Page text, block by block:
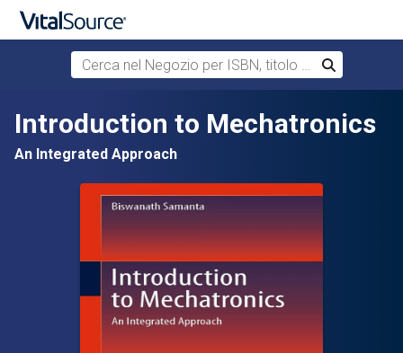
Passa al contenuto principale
Cerca nel Negozio per ISBN, titolo o autore
Cerca
Introduction to Mechatronics
An Integrated Approach